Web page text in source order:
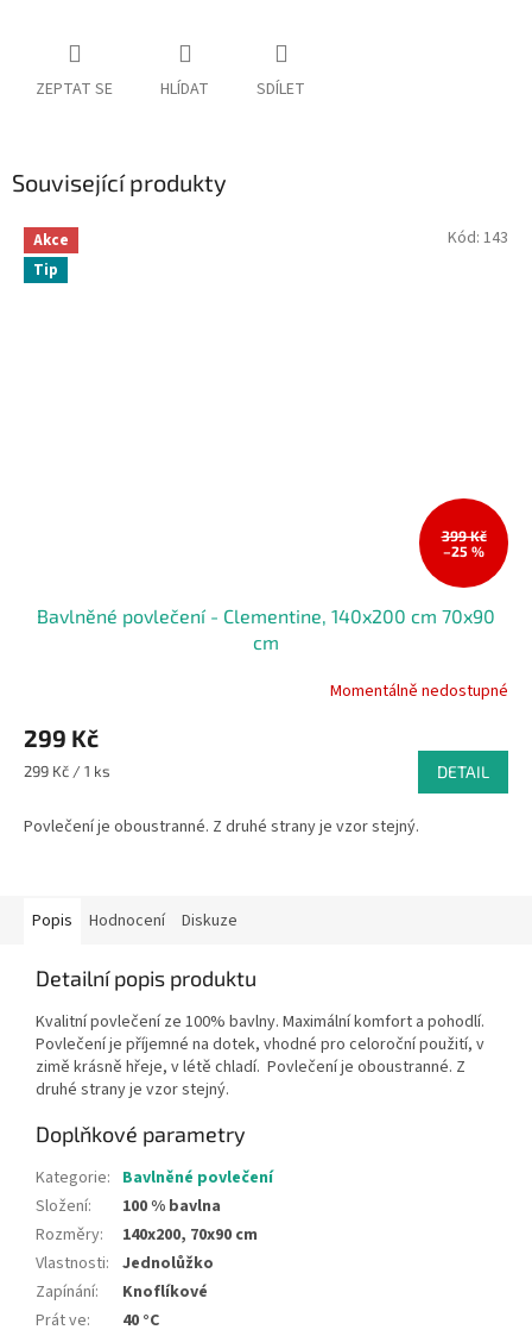
ZEPTAT SE HLÍDAT SDÍLET
Související produkty
Akce
Tip
399 Kč
–25 %
Bavlněné povlečení - Clementine, 140x200 cm 70x90
cm
Momentálně nedostupné
299 Kč
Měrná
299 Kč / 1 ks DETAIL
Povlečení je oboustranné. Z druhé strany je vzor stejný.
Kód: 143
Popis Hodnocení Diskuze
Detailní popis produktu
Kvalitní povlečení ze 100% bavlny. Maximální komfort a pohodlí.
Povlečení je příjemné na dotek, vhodné pro celoroční použití, v
zimě krásně hřeje, v létě chladí. Povlečení je oboustranné. Z
druhé strany je vzor stejný.
Doplňkové parametry
Kategorie: Bavlněné povlečení
Složení:
100 % bavlna
Rozměry:
140x200, 70x90 cm
Vlastnosti: Jednolůžko
Zapínání:
Knoflíkové
Prát ve:
40 °C